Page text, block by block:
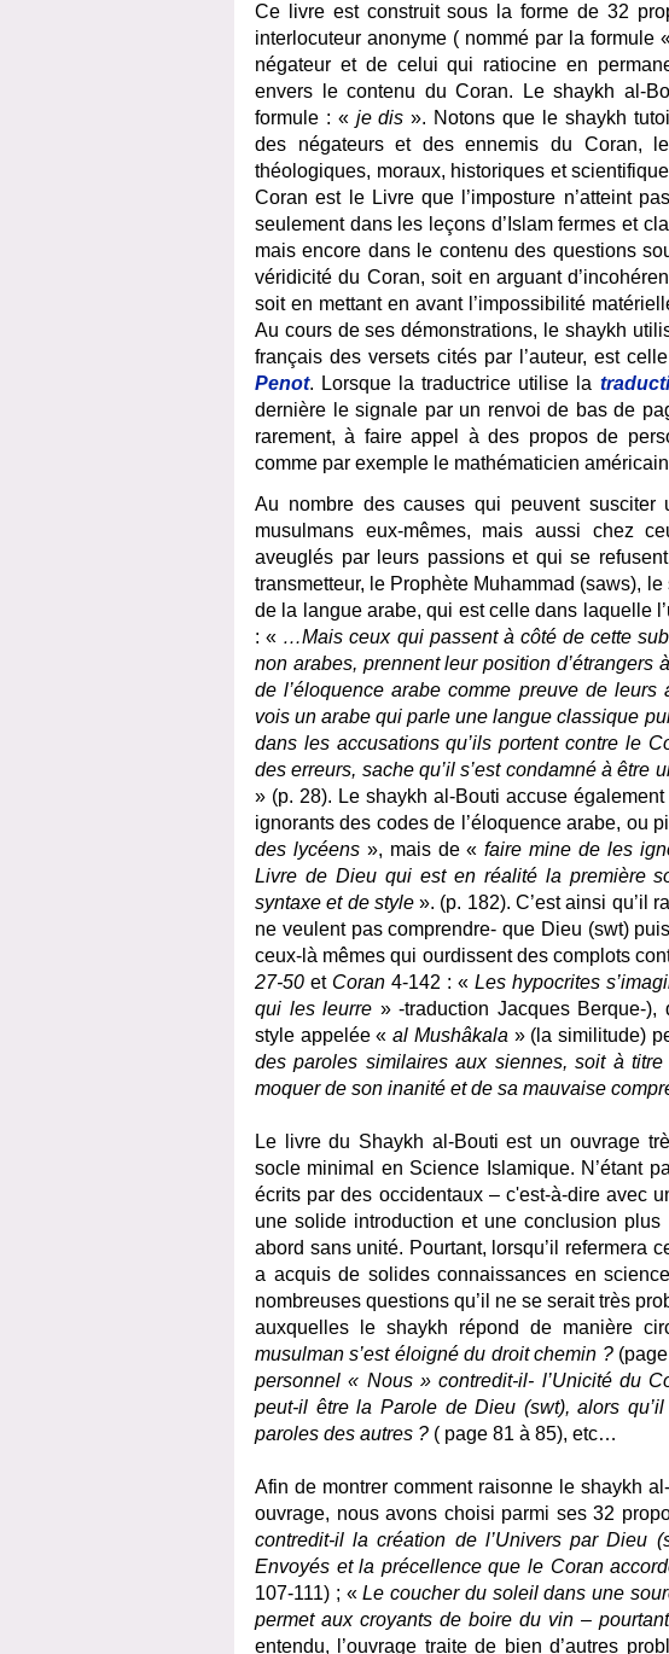
Ce livre est construit sous la forme de 32
interlocuteur anonyme ( nommé par la formule
négateur et de celui qui ratiocine en
envers le contenu du Coran. Le shaykh al-
formule : « je dis ». Notons que le shaykh
des négateurs et des ennemis du Coran,
théologiques, moraux, historiques et
Coran est le Livre que l’imposture n’atteint
seulement dans les leçons d’Islam fermes et
mais encore dans le contenu des questions
véridicité du Coran, soit en arguant
soit en mettant en avant l’impossibilité
Au cours de ses démonstrations, le shaykh
français des versets cités par l’auteur, est
Penot. Lorsque la traductrice utilise la
dernière le signale par un renvoi de bas de
rarement, à faire appel à des propos de
comme par exemple le mathématicien
Au nombre des causes qui peuvent
musulmans eux-mêmes, mais aussi chez
aveuglés par leurs passions et qui se
transmetteur, le Prophète Muhammad (saws),
de la langue arabe, qui est celle dans laquelle
: « …Mais ceux qui passent à côté de cette
non arabes, prennent leur position d’étrangers
de l’éloquence arabe comme preuve de
vois un arabe qui parle une langue classique
dans les accusations qu’ils portent contre le
des erreurs, sache qu’il s’est condamné à être
» (p. 28). Le shaykh al-Bouti accuse
ignorants des codes de l’éloquence arabe, ou
des lycéens», mais de « faire mine de les
Livre de Dieu qui est en réalité la première
syntaxe et de style». (p. 182). C’est ainsi qu’il
ne veulent pas comprendre- que Dieu (swt)
ceux-là mêmes qui ourdissent des complots
27-50 et Coran 4-142 : « Les hypocrites
qui les leurre » -traduction Jacques Berque-
style appelée« al Mushâkala »(la similitude)
des paroles similaires aux siennes, soit à
moquer de son inanité et de sa mauvaise
Le livre du Shaykh al-Bouti est un ouvrage
socle minimal en Science Islamique. N’étant
écrits par des occidentaux – c'est-à-dire avec
une solide introduction et une conclusion plus
abord sans unité. Pourtant, lorsqu’il refermera
a acquis de solides connaissances en
nombreuses questions qu’il ne se serait très
auxquelles le shaykh répond de manière
musulman s’est éloigné du droit chemin ?(page
personnel« Nous» contredit-il- l’Unicité du
peut-il être la Parole de Dieu (swt), alors
paroles des autres ? ( page 81 à 85), etc…
Afin de montrer comment raisonne le shaykh
ouvrage, nous avons choisi parmi ses 32
contredit-il la création de l’Univers par Dieu
Envoyés et la précellence que le Coran
107-111) ; «Le coucher du soleil dans une
permet aux croyants de boire du vin –
entendu, l’ouvrage traite de bien d’autres